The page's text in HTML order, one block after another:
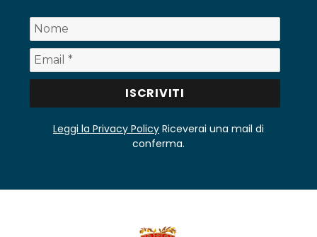
Leggi la Privacy Policy Riceverai una mail di
conferma.